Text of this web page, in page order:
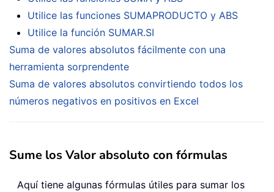
Utilice las funciones SUMAPRODUCTO y ABS
Utilice la función SUMAR.SI
Suma de valores absolutos fácilmente con una
herramienta sorprendente
Suma de valores absolutos convirtiendo todos los
números negativos en positivos en Excel
Sume los Valor absoluto con fórmulas
Aquí tiene algunas fórmulas útiles para sumar los